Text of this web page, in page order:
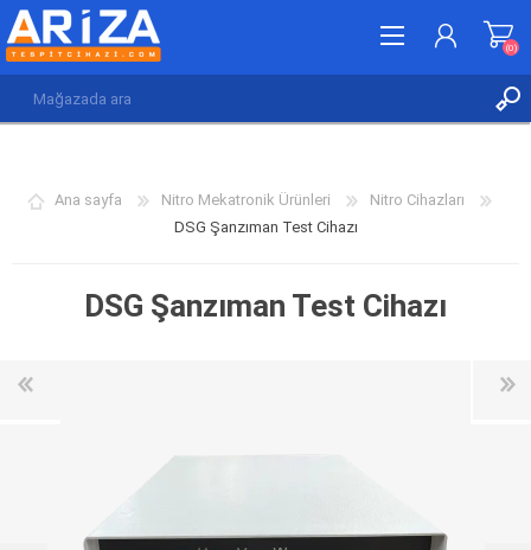
(0)
Ana sayfa Nitro Mekatronik Ürünleri
Nitro Cihazları
DSG Şanzıman Test Cihazı
DSG Şanzıman Test Cihazı